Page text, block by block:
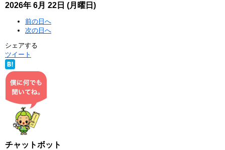
2026年 6月 22日 (月 曜日)
前の日へ
次の日へ
シェアする
ツイート
チャットボット